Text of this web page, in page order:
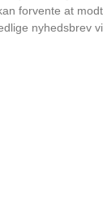
Vis produkt